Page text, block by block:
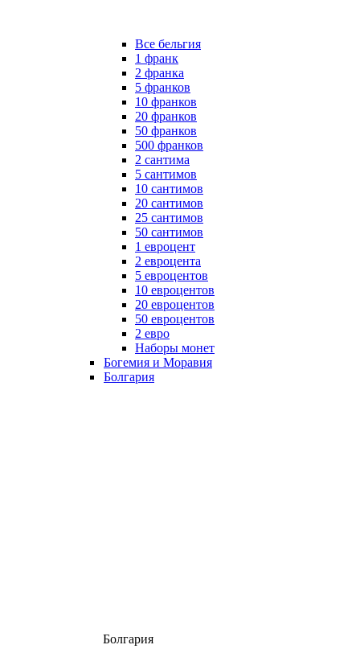
Все бельгия
1 франк
2 франка
5 франков
10 франков
20 франков
50 франков
500 франков
2 сантима
5 сантимов
10 сантимов
20 сантимов
25 сантимов
50 сантимов
1 евроцент
2 евроцента
5 евроцентов
10 евроцентов
20 евроцентов
50 евроцентов
2 евро
Наборы монет
Богемия и Моравия
Болгария
Болгария